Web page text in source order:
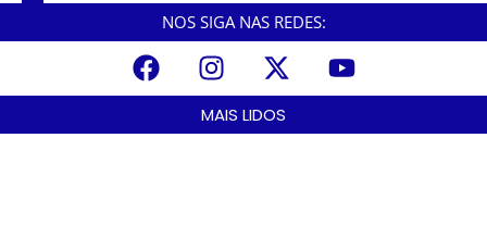
NOS SIGA NAS REDES:
MAIS LIDOS